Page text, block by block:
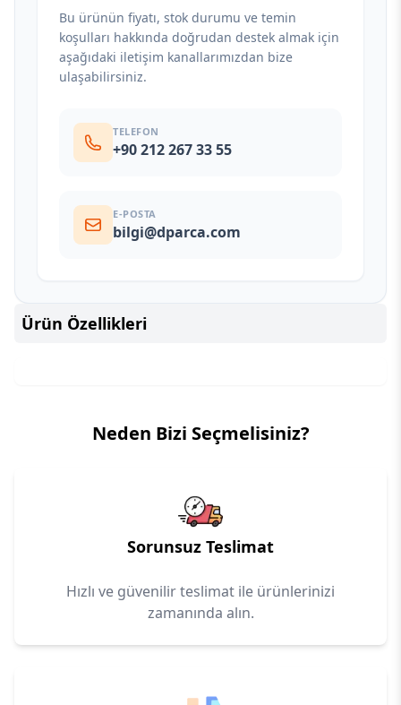
Bu ürünün fiyatı, stok durumu ve temin
koşulları hakkında doğrudan destek almak için
aşağıdaki iletişim kanallarımızdan bize
ulaşabilirsiniz.
TELEFON
+90 212 267 33 55
E-POSTA
bilgi@dparca.com
Ürün Özellikleri
Neden Bizi Seçmelisiniz?
Sorunsuz Teslimat
Hızlı ve güvenilir teslimat ile ürünlerinizi
zamanında alın.